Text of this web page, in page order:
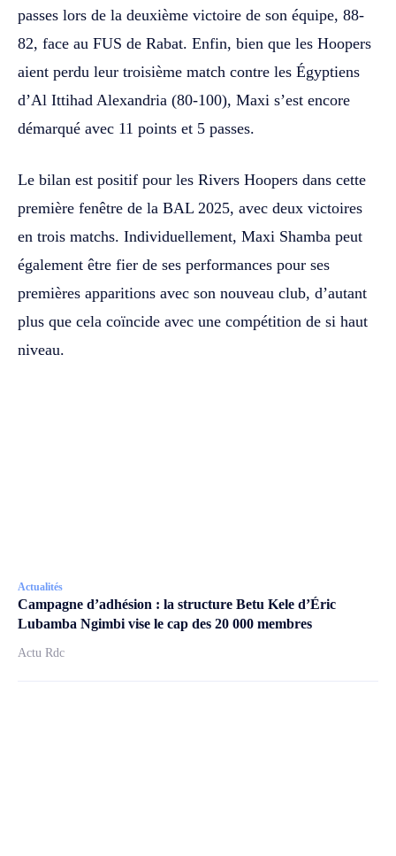
passes lors de la deuxième victoire de son équipe, 88-
82, face au FUS de Rabat. Enfin, bien que les Hoopers
aient perdu leur troisième match contre les Égyptiens
d’Al Ittihad Alexandria (80-100), Maxi s’est encore
démarqué avec 11 points et 5 passes.
Le bilan est positif pour les Rivers Hoopers dans cette
première fenêtre de la BAL 2025, avec deux victoires
en trois matchs. Individuellement, Maxi Shamba peut
également être fier de ses performances pour ses
premières apparitions avec son nouveau club, d’autant
plus que cela coïncide avec une compétition de si haut
niveau.
Actualités
Campagne d’adhésion : la structure Betu Kele d’Éric
Lubamba Ngimbi vise le cap des 20 000 membres
Actu Rdc